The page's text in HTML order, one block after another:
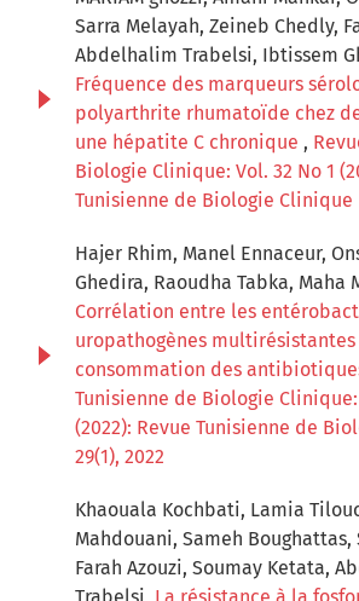
Sarra Melayah, Zeineb Chedly,
Abdelhalim Trabelsi, Ibtissem
Fréquence des marqueurs
polyarthrite rhumatoïde chez
une hépatite C chronique ,
Biologie Clinique: Vol. 32 No 1
Tunisienne de Biologie Clinique
Hajer Rhim, Manel Ennaceur,
Ghedira, Raoudha Tabka, Maha
Corrélation entre les
uropathogènes
consommation des
Tunisienne de Biologie Clinique:
(2022): Revue Tunisienne de
29(1), 2022
Khaouala Kochbati, Lamia
Mahdouani, Sameh Boughattas,
Farah Azouzi, Soumay Ketata,